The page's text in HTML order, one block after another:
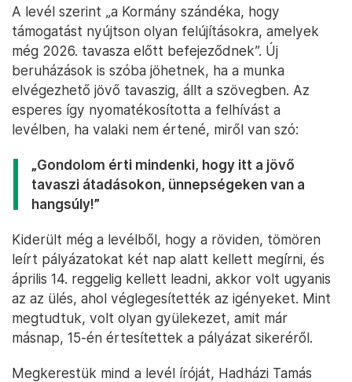
A levél szerint „a Kormány szándéka, hogy
támogatást nyújtson olyan felújításokra, amelyek
még 2026. tavasza előtt befejeződnek”. Új
beruházások is szóba jöhetnek, ha a munka
elvégezhető jövő tavaszig, állt a szövegben. Az
esperes így nyomatékosította a felhívást a
levélben, ha valaki nem értené, miről van szó:
„Gondolom érti mindenki, hogy itt a jövő
tavaszi átadásokon, ünnepségeken van a
hangsúly!”
Kiderült még a levélből, hogy a röviden, tömören
leírt pályázatokat két nap alatt kellett megírni, és
április 14. reggelig kellett leadni, akkor volt ugyanis
az az ülés, ahol véglegesítették az igényeket. Mint
megtudtuk, volt olyan gyülekezet, amit már
másnap, 15-én értesítettek a pályázat sikeréről.
Megkerestük mind a levél íróját, Hadházi Tamás